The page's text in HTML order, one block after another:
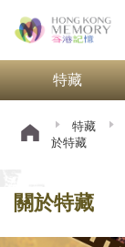
特藏
特藏
於特藏
關於特藏